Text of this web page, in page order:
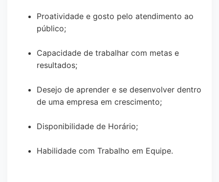
Proatividade e gosto pelo atendimento ao
público;
Capacidade de trabalhar com metas e
resultados;
Desejo de aprender e se desenvolver dentro
de uma empresa em crescimento;
Disponibilidade de Horário;
Habilidade com Trabalho em Equipe.